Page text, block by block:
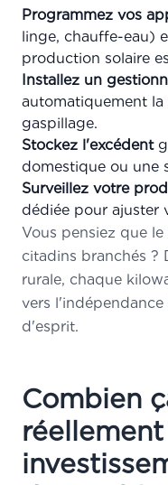
Programmez vos
linge, chauffe-eau)
production solaire
Installez un
automatiquement
gaspillage.
Stockez l'excédent
domestique ou une
Surveillez votre
dédiée pour ajuster
Vous pensiez que
citadins branchés ?
rurale, chaque
vers
d'esprit.
Combien